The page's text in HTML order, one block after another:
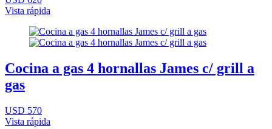
Vista rápida
Cocina a gas 4 hornallas James c/ grill a
gas
USD 570
Vista rápida